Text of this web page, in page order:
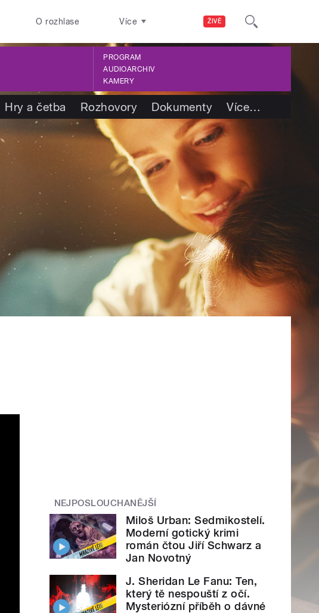
ŽIVĚ
O rozhlase Více
PROGRAM
AUDIOARCHIV
KAMERY
Hry a četba Rozhovory Dokumenty Více…
NEJPOSLOUCHANĚJŠÍ
Miloš Urban: Sedmikostelí.
Moderní gotický krimi
román čtou Jiří Schwarz a
Jan Novotný
J. Sheridan Le Fanu: Ten,
který tě nespouští z očí.
Mysteriózní příběh o dávné